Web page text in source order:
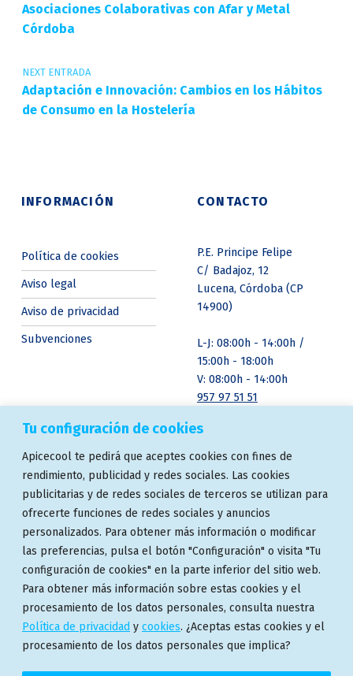
Tu configuración de cookies
Apicecool te pedirá que aceptes cookies con fines de
rendimiento, publicidad y redes sociales. Las cookies
publicitarias y de redes sociales de terceros se utilizan para
ofrecerte funciones de redes sociales y anuncios
personalizados. Para obtener más información o modificar
las preferencias, pulsa el botón "Configuración" o visita "Tu
configuración de cookies" en la parte inferior del sitio web.
Para obtener más información sobre estas cookies y el
procesamiento de los datos personales, consulta nuestra
Política de privacidad y cookies. ¿Aceptas estas cookies y el
procesamiento de los datos personales que implica?
Asociaciones Colaborativas con Afar y Metal
Córdoba
NEXT ENTRADA
Adaptación e Innovación: Cambios en los Hábitos
de Consumo en la Hostelería
INFORMACIÓN
Política de cookies
Aviso legal
Aviso de privacidad
Subvenciones
CONTACTO
P.E. Principe Felipe
C/ Badajoz, 12
Lucena, Córdoba (CP
14900)
L-J: 08:00h - 14:00h /
15:00h - 18:00h
V: 08:00h - 14:00h
957 97 51 51
ASOCIACIONES
ENSAYOS Y
CERTIFICACIONES
© 2024 Apicecool